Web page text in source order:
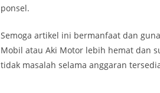
ponsel.
Semoga artikel ini bermanfaat dan
Mobil atau Aki Motor lebih hemat dan
tidak masalah selama anggaran